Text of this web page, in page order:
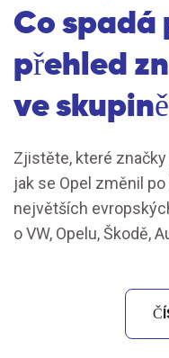
Co spadá
přehled
ve
Zjistěte, které
jak se Opel změnil
největších
o VW, Opelu, Škodě,